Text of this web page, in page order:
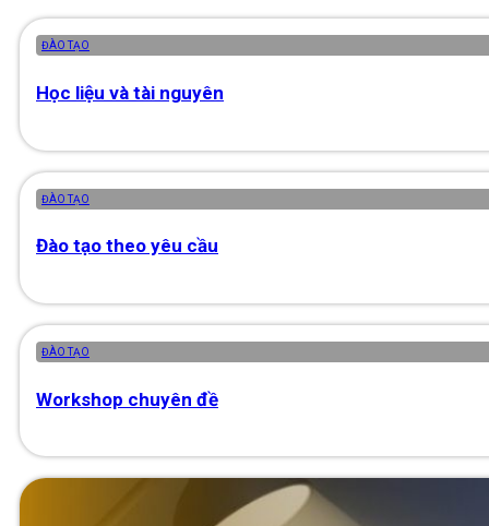
ĐÀO TẠO
Học liệu và tài nguyên
ĐÀO TẠO
Đào tạo theo yêu cầu
ĐÀO TẠO
Workshop chuyên đề